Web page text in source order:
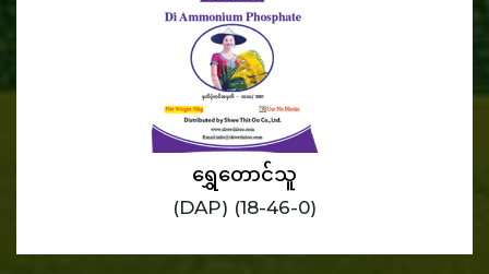
ရွှေတောင်သူ
(DAP) (18-46-0)